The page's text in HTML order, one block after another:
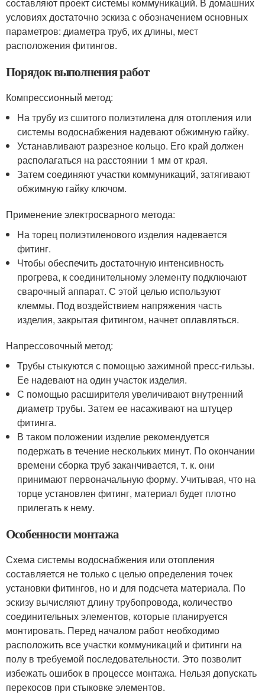
составляют проект системы коммуникаций. В домашних
условиях достаточно эскиза с обозначением основных
параметров: диаметра труб, их длины, мест
расположения фитингов.
Порядок выполнения работ
Компрессионный метод:
На трубу из сшитого полиэтилена для отопления или
системы водоснабжения надевают обжимную гайку.
Устанавливают разрезное кольцо. Его край должен
располагаться на расстоянии 1 мм от края.
Затем соединяют участки коммуникаций, затягивают
обжимную гайку ключом.
Применение электросварного метода:
На торец полиэтиленового изделия надевается
фитинг.
Чтобы обеспечить достаточную интенсивность
прогрева, к соединительному элементу подключают
сварочный аппарат. С этой целью используют
клеммы. Под воздействием напряжения часть
изделия, закрытая фитингом, начнет оплавляться.
Напрессовочный метод:
Трубы стыкуются с помощью зажимной пресс-гильзы.
Ее надевают на один участок изделия.
С помощью расширителя увеличивают внутренний
диаметр трубы. Затем ее насаживают на штуцер
фитинга.
В таком положении изделие рекомендуется
подержать в течение нескольких минут. По окончании
времени сборка труб заканчивается, т. к. они
принимают первоначальную форму. Учитывая, что на
торце установлен фитинг, материал будет плотно
прилегать к нему.
Особенности монтажа
Схема системы водоснабжения или отопления
составляется не только с целью определения точек
установки фитингов, но и для подсчета материала. По
эскизу вычисляют длину трубопровода, количество
соединительных элементов, которые планируется
монтировать. Перед началом работ необходимо
расположить все участки коммуникаций и фитинги на
полу в требуемой последовательности. Это позволит
избежать ошибок в процессе монтажа. Нельзя допускать
перекосов при стыковке элементов.